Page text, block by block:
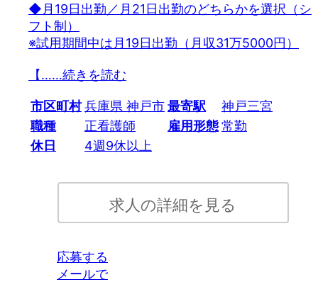
◆月19日出勤／月21日出勤のどちらかを選択（シ
フト制）
※試用期間中は月19日出勤（月収31万5000円）
【……続きを読む
市区町村兵庫県 神戸市最寄駅
神戸三宮
職種
正看護師 雇用形態常勤
休日
4週9休以上
求人の詳細を見る
応募する
メールで